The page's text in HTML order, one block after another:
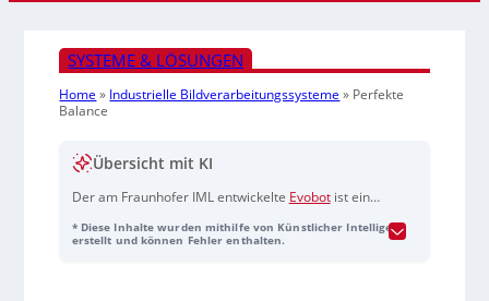
SYSTEME & LÖSUNGEN
Home » Industrielle Bildverarbeitungssysteme » Perfekte
Balance
Übersicht mit KI
Der am Fraunhofer IML entwickelte Evobotist ein
Prinzip des inversen Pendels arbeitet. Ausgestattet
* Diese Inhalte wurden mithilfe von Künstlicher Intelligenz
erstellt und können Fehler enthalten.